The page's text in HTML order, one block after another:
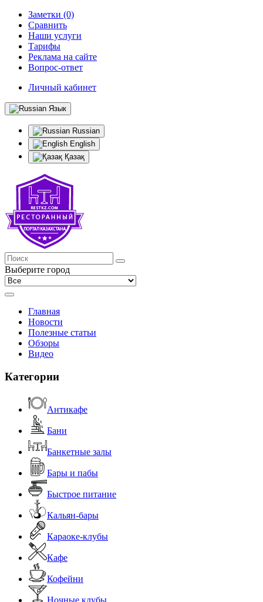
Заметки (0)
Сравнить
Наши услуги
Тарифы
Реклама на сайте
Вопрос-ответ
Личный кабинет
Язык
Russian
English
Қазақ
Выберите город
Главная
Новости
Полезные статьи
Обзоры
Видео
Категории
Антикафе
Бани
Банкетные залы
Бары и пабы
Быстрое питание
Кальян-бары
Караоке-клубы
Кафе
Кофейни